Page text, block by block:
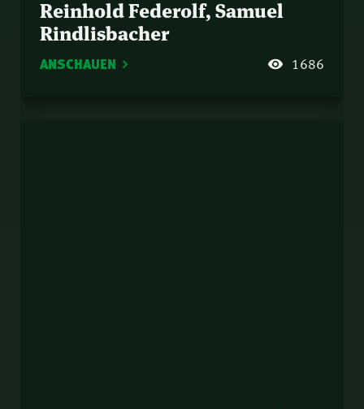
Reinhold Federolf, Samuel
Rindlisbacher
ANSCHAUEN 1686